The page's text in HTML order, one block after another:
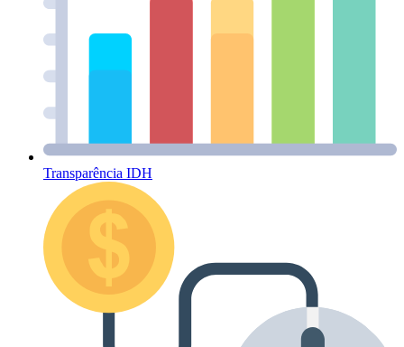
Transparência IDH